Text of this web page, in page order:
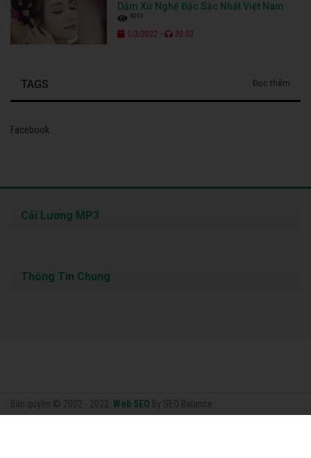
Dặm Xứ Nghệ Đặc Sắc Nhất Việt Nam
6093
1/3/2022 - 30:03
TAGS Đọc thêm
Facebook
Bản quyền © 2002 - 2022. Web SEO By SEO Balance
Cải Lương MP3
Thông Tin Chung